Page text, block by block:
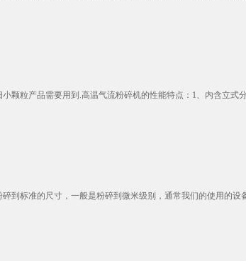
粒产品需要用到.高温气流粉碎机的性能特点：1、内含立式
到标准的尺寸，一般是粉碎到微米级别，通常我们的使用的设